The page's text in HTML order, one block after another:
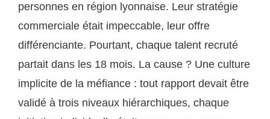
personnes en région lyonnaise. Leur stratégie
commerciale était impeccable, leur offre
différenciante. Pourtant, chaque talent recruté
partait dans les 18 mois. La cause ? Une culture
implicite de la méfiance : tout rapport devait être
validé à trois niveaux hiérarchiques, chaque